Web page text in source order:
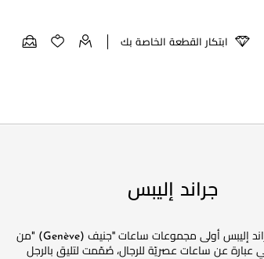
ابتكار القطعة الخاصة بك
جراند إليبس
تُعتبر ساعات جراند إليبس أولى مجموعات ساعات ''جنيف (Genève) "من
عن ساعات عصريّة للرجال، صُمّمت لتليق بالرجل